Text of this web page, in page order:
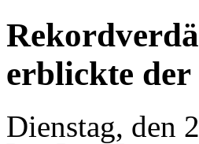
erblickte der
Dienstag, den